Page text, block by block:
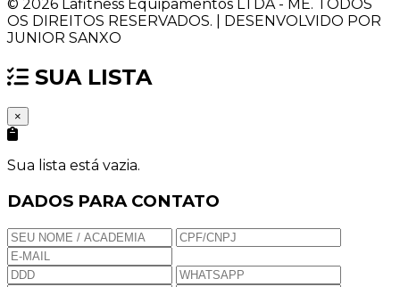
© 2026 Lafitness Equipamentos LTDA - ME. TODOS
OS DIREITOS RESERVADOS. | DESENVOLVIDO POR
JUNIOR SANXO
SUA LISTA
×
Sua lista está vazia.
DADOS PARA CONTATO